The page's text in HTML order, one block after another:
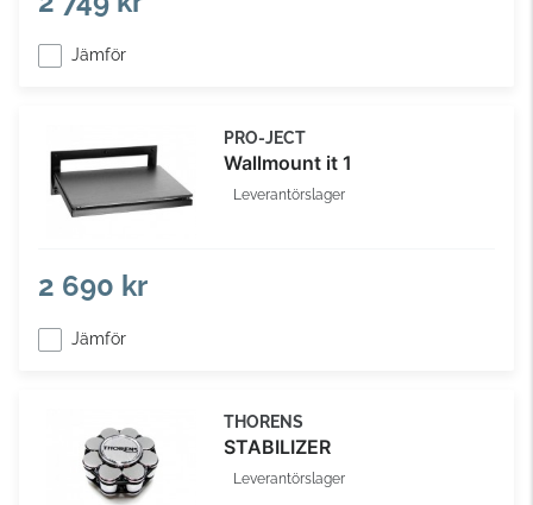
Jämför
PRO-JECT
Wallmount it 1
Leverantörslager
2 690 kr
Jämför
THORENS
STABILIZER
Leverantörslager